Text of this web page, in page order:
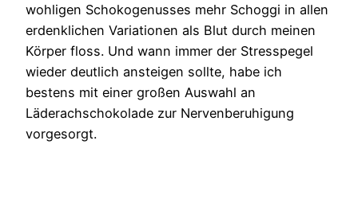
wohligen Schokogenusses mehr Schoggi in allen
erdenklichen Variationen als Blut durch meinen
Körper floss. Und wann immer der Stresspegel
wieder deutlich ansteigen sollte, habe ich
bestens mit einer großen Auswahl an
Läderachschokolade zur Nervenberuhigung
vorgesorgt.